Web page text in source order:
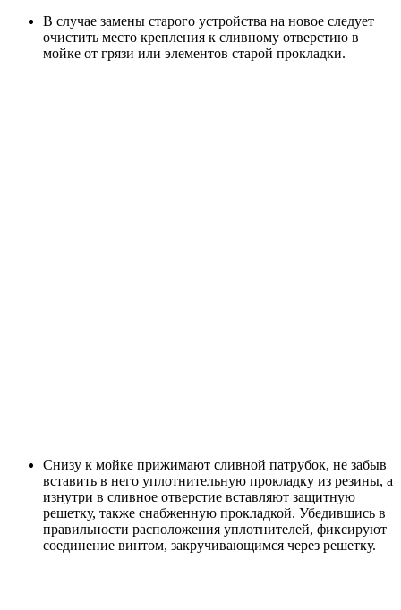
В случае замены старого устройства на новое следует
очистить место крепления к сливному отверстию в
мойке от грязи или элементов старой прокладки.
Снизу к мойке прижимают сливной патрубок, не забыв
вставить в него уплотнительную прокладку из резины, а
изнутри в сливное отверстие вставляют защитную
решетку, также снабженную прокладкой. Убедившись в
правильности расположения уплотнителей, фиксируют
соединение винтом, закручивающимся через решетку.